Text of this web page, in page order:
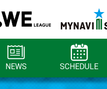
NEWS SCHEDULE